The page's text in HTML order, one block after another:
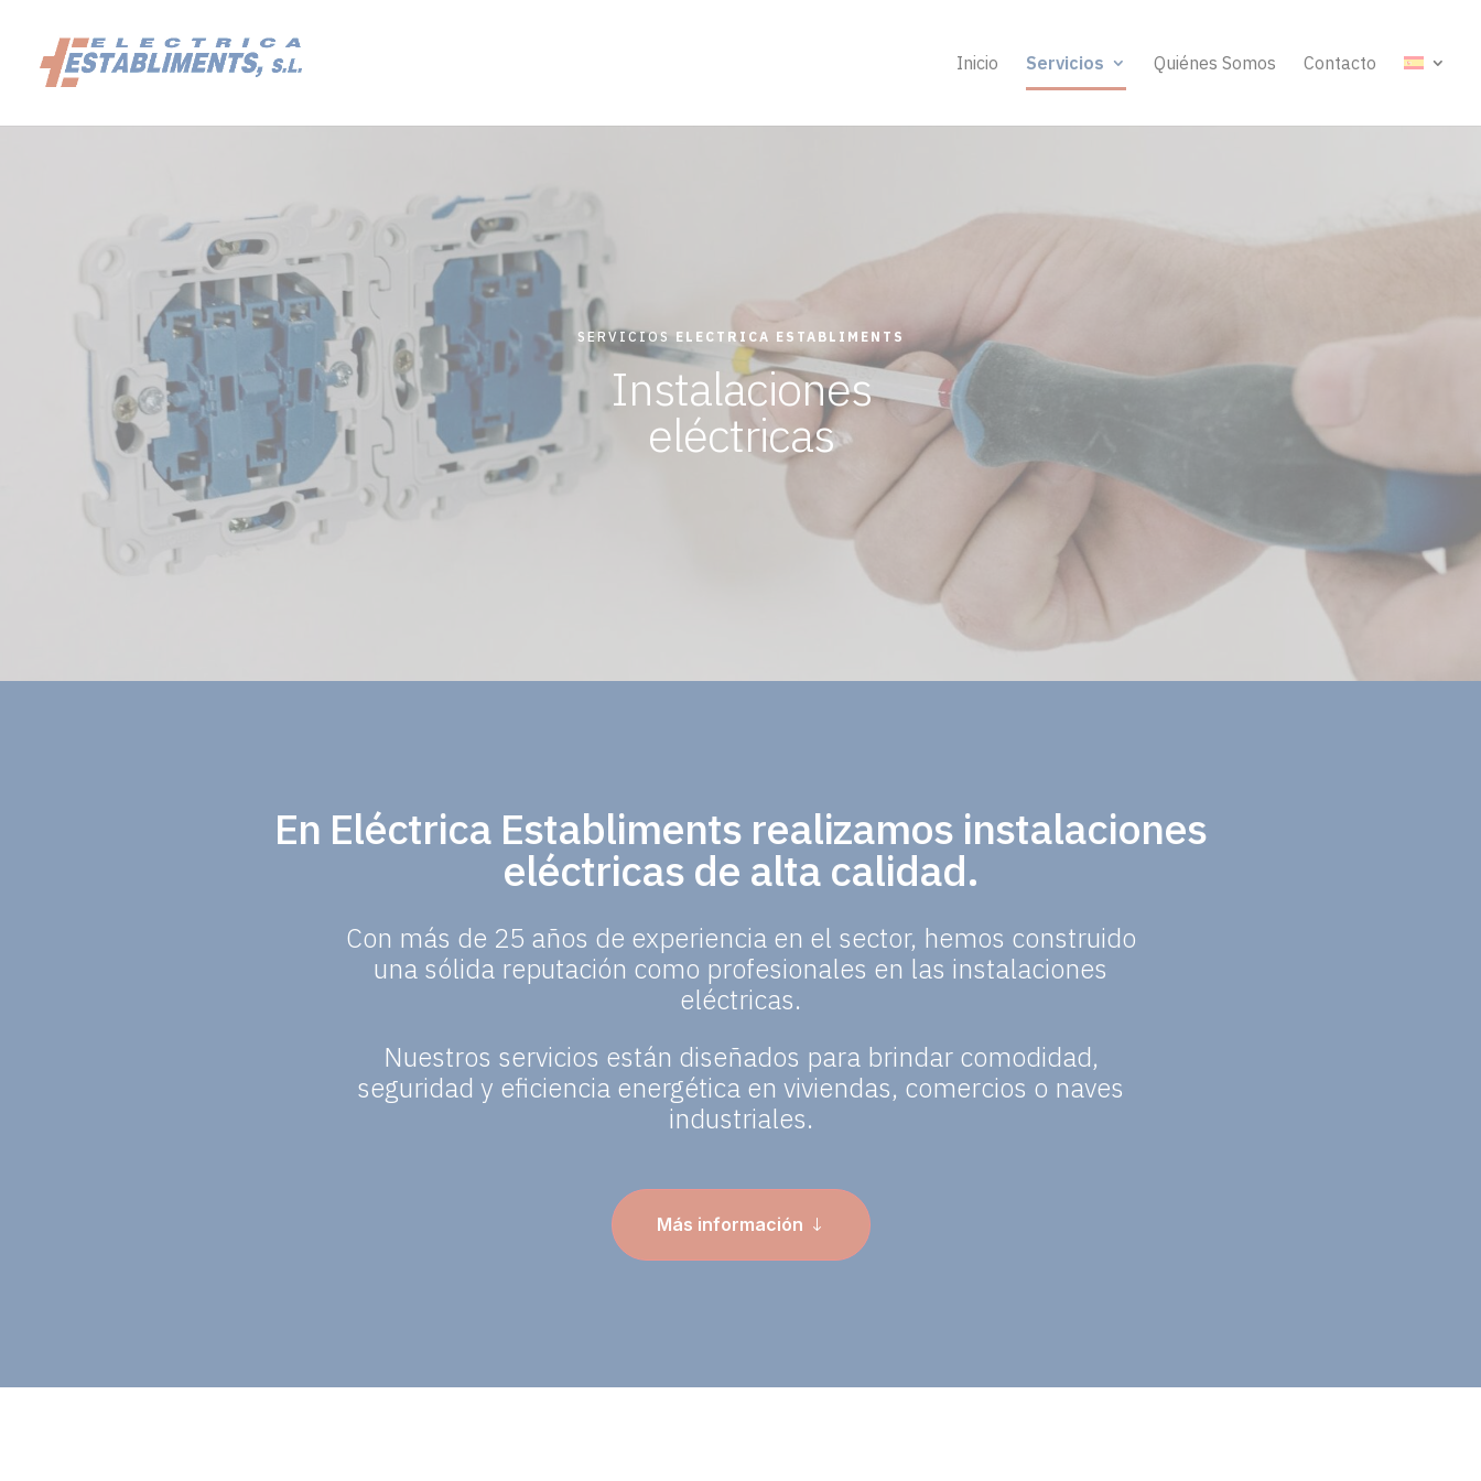
Inicio Servicios Quiénes Somos Contacto
SERVICIOS ELECTRICA ESTABLIMENTS
Instalaciones
eléctricas
En Eléctrica Establiments realizamos instalaciones
eléctricas de alta calidad.
Con más de 25 años de experiencia en el sector, hemos construido
una sólida reputación como profesionales en las instalaciones
eléctricas.
Nuestros servicios están diseñados para brindar comodidad,
seguridad y eficiencia energética en viviendas, comercios o naves
industriales.
Más información